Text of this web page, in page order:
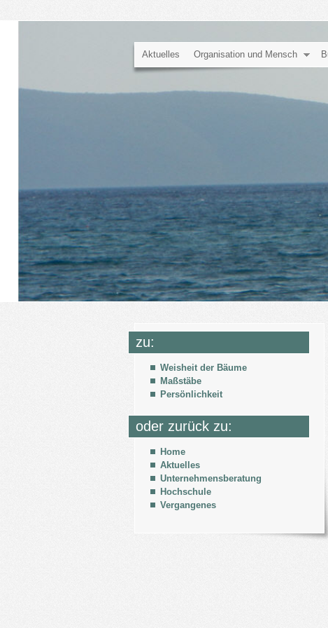
Aktuelles Organisation und Mensch
zu:
Weisheit der Bäume
Maßstäbe
Persönlichkeit
oder zurück zu:
Home
Aktuelles
Unternehmensberatung
Hochschule
Vergangenes